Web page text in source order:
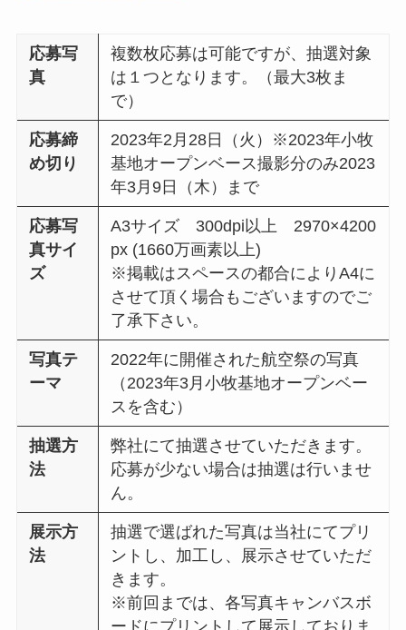
応募写
真
複数枚応募は可能ですが、抽選対象
は１つとなります。（最大3枚ま
で）
応募締
め切り
2023年2月28日（火）※2023年小牧
基地オープンベース撮影分のみ2023
年3月9日（木）まで
応募写
真サイ
ズ
A3サイズ 300dpi以上 2970×4200
px (1660万画素以上)
※掲載はスペースの都合によりA4に
させて頂く場合もございますのでご
了承下さい。
写真テ
ーマ
2022年に開催された航空祭の写真
（2023年3月小牧基地オープンベー
スを含む）
抽選方
法
弊社にて抽選させていただきます。
応募が少ない場合は抽選は行いませ
ん。
展示方
法
抽選で選ばれた写真は当社にてプリ
ントし、加工し、展示させていただ
きます。
※前回までは、各写真キャンバスボ
ードにプリントして展示しておりま